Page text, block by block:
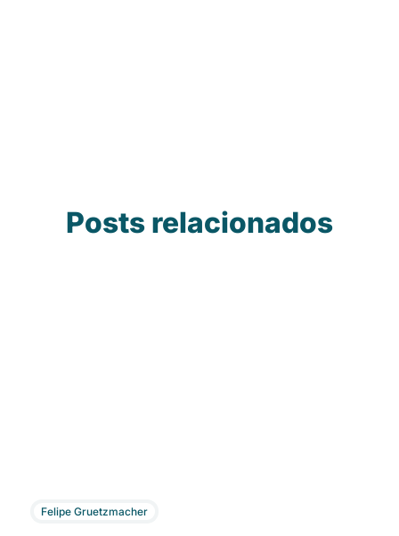
Posts relacionados
Felipe Gruetzmacher